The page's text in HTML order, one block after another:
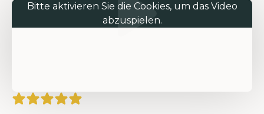
Bitte aktivieren Sie die Cookies, um das Video
abzuspielen.